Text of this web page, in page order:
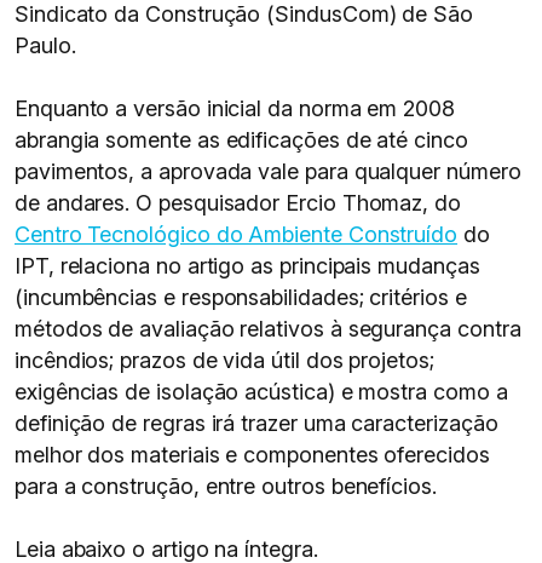
Sindicato da Construção (SindusCom) de São
Paulo.
Enquanto a versão inicial da norma em 2008
abrangia somente as edificações de até cinco
pavimentos, a aprovada vale para qualquer número
de andares. O pesquisador Ercio Thomaz, do
Centro Tecnológico do Ambiente Construído do
IPT, relaciona no artigo as principais mudanças
(incumbências e responsabilidades; critérios e
métodos de avaliação relativos à segurança contra
incêndios; prazos de vida útil dos projetos;
exigências de isolação acústica) e mostra como a
definição de regras irá trazer uma caracterização
melhor dos materiais e componentes oferecidos
para a construção, entre outros benefícios.
Leia abaixo o artigo na íntegra.